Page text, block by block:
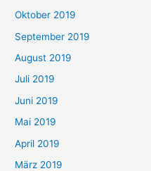
Oktober 2019
September 2019
August 2019
Juli 2019
Juni 2019
Mai 2019
April 2019
März 2019